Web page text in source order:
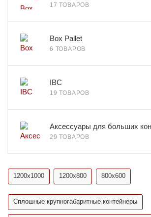
17 ТОВАРОВ
Box Pallet
6 ТОВАРОВ
IBC
19 ТОВАРОВ
Аксессуары для больших
29 ТОВАРОВ
1200х1000 1200х800 800х600
Сплошные крупногабаритные контейнеры